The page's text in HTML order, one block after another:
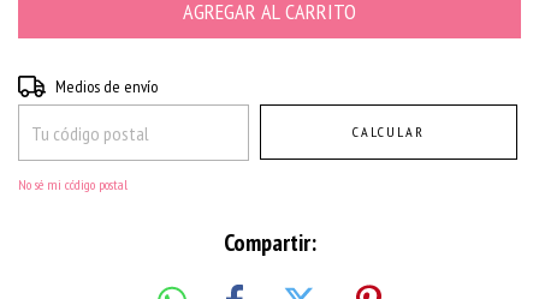
Entregas para el CP:
Medios de envío
CALCULAR
No sé mi código postal
Compartir: